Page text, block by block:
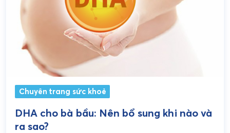
Chuyên trang sức khoẻ
DHA cho bà bầu: Nên bổ sung khi nào và
ra sao?